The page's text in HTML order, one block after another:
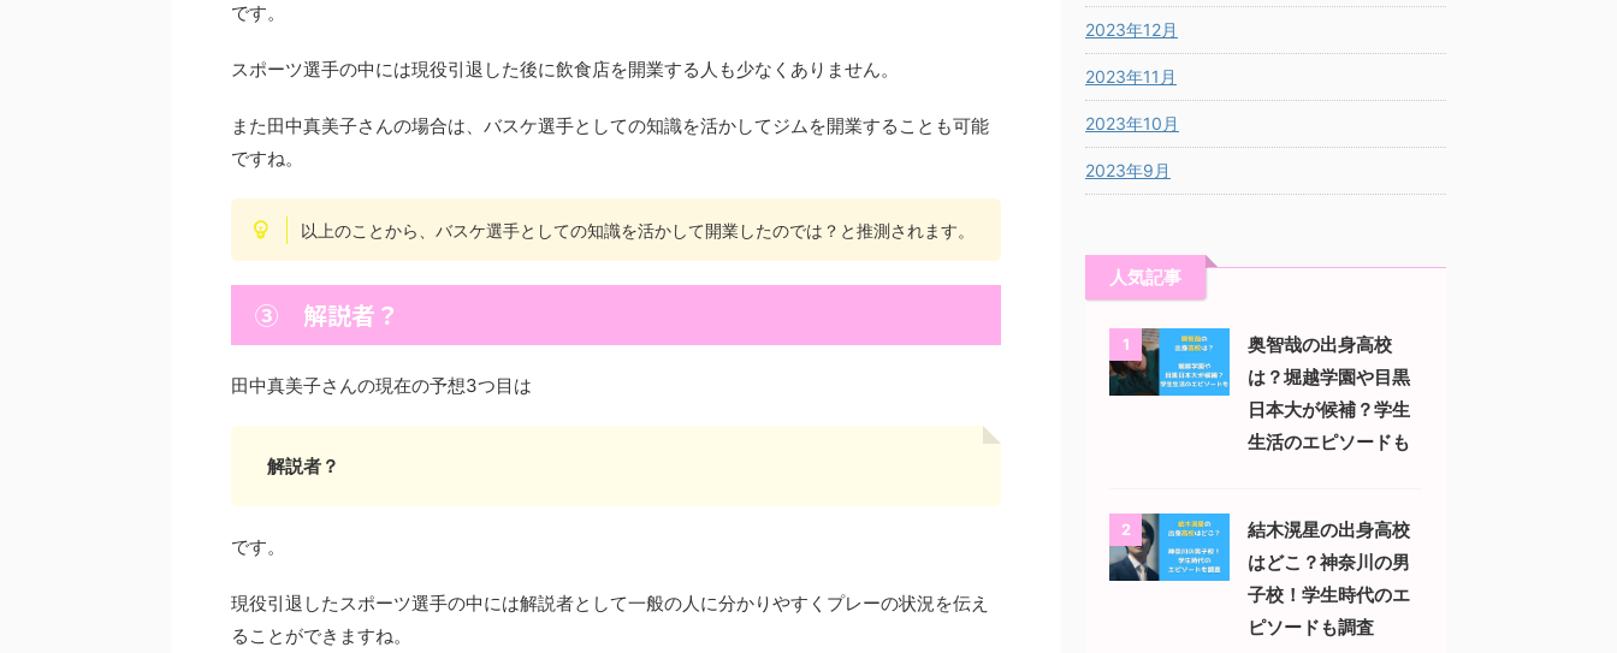
です。
スポーツ選手の中には現役引退した後に飲食店を開業する人も少なくありません。
また田中真美子さんの場合は、バスケ選手としての知識を活かしてジムを開業することも可能
ですね。
以上のことから、バスケ選手としての知識を活かして開業したのでは？と推測されます。
③ 解説者？
田中真美子さんの現在の予想3つ目は
解説者？
です。
現役引退したスポーツ選手の中には解説者として一般の人に分かりやすくプレーの状況を伝え
ることができますね。
2023年12月
2023年11月
2023年10月
2023年9月
人気記事
1
奥智哉の出身高校
は？堀越学園や目黒
日本大が候補？学生
生活のエピソードも
2
結木滉星の出身高校
はどこ？神奈川の男
子校！学生時代のエ
ピソードも調査